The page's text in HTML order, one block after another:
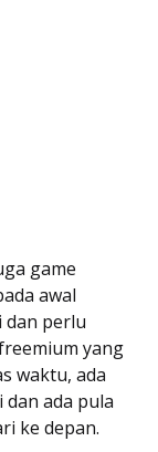
game
awal
dan perlu
yang
waktu, ada
ada pula
ke depan.